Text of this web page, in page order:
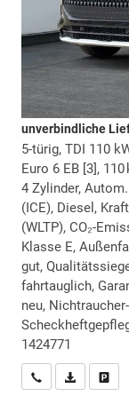
unverbindliche
5-türig, TDI 110
Euro 6 EB [3], 110
4 Zylinder,
(ICE), Diesel,
(WLTP), CO₂-
Klasse E,
gut,
fahrtauglich,
neu,
1424771
Wir rufen Sie an
PDF-